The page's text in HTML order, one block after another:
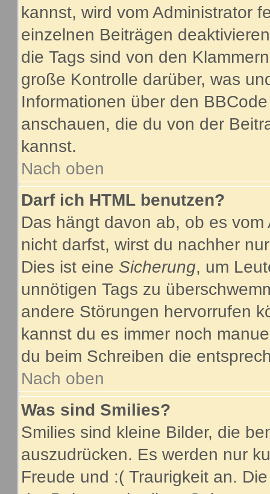
kannst, wird vom Administrator
einzelnen Beiträgen
die Tags sind von den
große Kontrolle darüber, was
Informationen über den
anschauen, die du von der
kannst.
Nach oben
Darf ich HTML benutzen?
Das hängt davon ab, ob es
nicht darfst, wirst du nachher
Dies ist eine Sicherung, um
unnötigen Tags zu
andere Störungen hervorrufen
kannst du es immer noch
du beim Schreiben die
Nach oben
Was sind Smilies?
Smilies sind kleine Bilder, die
auszudrücken. Es werden nur
Freude und :( Traurigkeit an.